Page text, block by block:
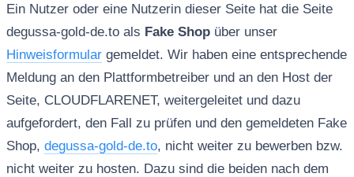
Ein Nutzer oder eine Nutzerin dieser Seite hat die Seite
degussa-gold-de.to als Fake Shopüber unser
Hinweisformulargemeldet. Wir haben eine entsprechende
Meldung an den Plattformbetreiber und an den Host der
Seite, CLOUDFLARENET, weitergeleitet und dazu
aufgefordert, den Fall zu prüfen und den gemeldeten Fake
Shop, degussa-gold-de.to, nicht weiter zu bewerben bzw.
nicht weiter zu hosten. Dazu sind die beiden nach dem